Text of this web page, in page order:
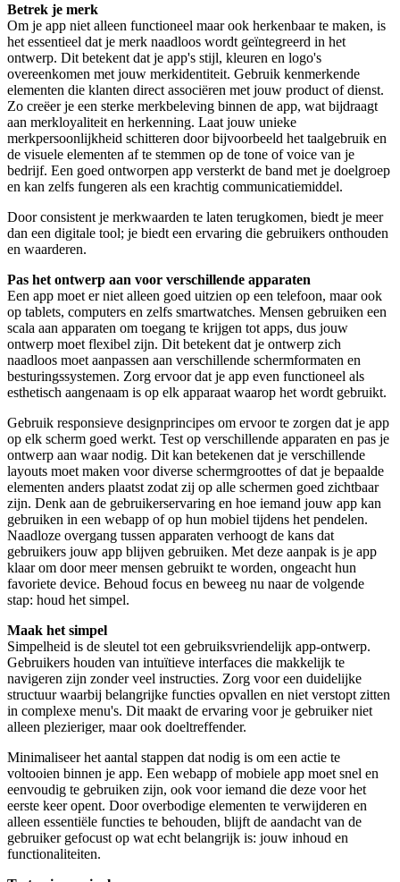
Betrek je merk
Om je app niet alleen functioneel maar ook herkenbaar te maken, is
het essentieel dat je merk naadloos wordt geïntegreerd in het
ontwerp. Dit betekent dat je app's stijl, kleuren en logo's
overeenkomen met jouw merkidentiteit. Gebruik kenmerkende
elementen die klanten direct associëren met jouw product of dienst.
Zo creëer je een sterke merkbeleving binnen de app, wat bijdraagt
aan merkloyaliteit en herkenning. Laat jouw unieke
merkpersoonlijkheid schitteren door bijvoorbeeld het taalgebruik en
de visuele elementen af te stemmen op de tone of voice van je
bedrijf. Een goed ontworpen app versterkt de band met je doelgroep
en kan zelfs fungeren als een krachtig communicatiemiddel.
Door consistent je merkwaarden te laten terugkomen, biedt je meer
dan een digitale tool; je biedt een ervaring die gebruikers onthouden
en waarderen.
Pas het ontwerp aan voor verschillende apparaten
Een app moet er niet alleen goed uitzien op een telefoon, maar ook
op tablets, computers en zelfs smartwatches. Mensen gebruiken een
scala aan apparaten om toegang te krijgen tot apps, dus jouw
ontwerp moet flexibel zijn. Dit betekent dat je ontwerp zich
naadloos moet aanpassen aan verschillende schermformaten en
besturingssystemen. Zorg ervoor dat je app even functioneel als
esthetisch aangenaam is op elk apparaat waarop het wordt gebruikt.
Gebruik responsieve designprincipes om ervoor te zorgen dat je app
op elk scherm goed werkt. Test op verschillende apparaten en pas je
ontwerp aan waar nodig. Dit kan betekenen dat je verschillende
layouts moet maken voor diverse schermgroottes of dat je bepaalde
elementen anders plaatst zodat zij op alle schermen goed zichtbaar
zijn. Denk aan de gebruikerservaring en hoe iemand jouw app kan
gebruiken in een webapp of op hun mobiel tijdens het pendelen.
Naadloze overgang tussen apparaten verhoogt de kans dat
gebruikers jouw app blijven gebruiken. Met deze aanpak is je app
klaar om door meer mensen gebruikt te worden, ongeacht hun
favoriete device. Behoud focus en beweeg nu naar de volgende
stap: houd het simpel.
Maak het simpel
Simpelheid is de sleutel tot een gebruiksvriendelijk app-ontwerp.
Gebruikers houden van intuïtieve interfaces die makkelijk te
navigeren zijn zonder veel instructies. Zorg voor een duidelijke
structuur waarbij belangrijke functies opvallen en niet verstopt zitten
in complexe menu's. Dit maakt de ervaring voor je gebruiker niet
alleen plezieriger, maar ook doeltreffender.
Minimaliseer het aantal stappen dat nodig is om een actie te
voltooien binnen je app. Een webapp of mobiele app moet snel en
eenvoudig te gebruiken zijn, ook voor iemand die deze voor het
eerste keer opent. Door overbodige elementen te verwijderen en
alleen essentiële functies te behouden, blijft de aandacht van de
gebruiker gefocust op wat echt belangrijk is: jouw inhoud en
functionaliteiten.